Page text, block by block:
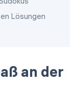
Lösungen
an der